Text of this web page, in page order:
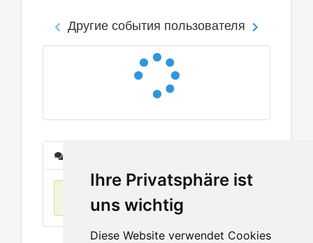
Ihre Privatsphäre ist
uns wichtig
Diese Website verwendet Cookies
Другие события пользователя